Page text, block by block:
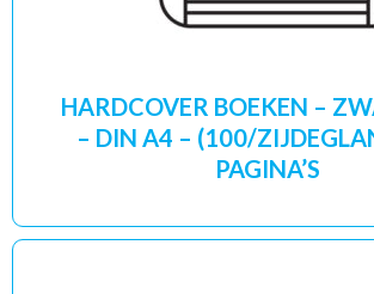
HARDCOVER BOEKEN –
– DIN A4 – (100/
PAGINA’S